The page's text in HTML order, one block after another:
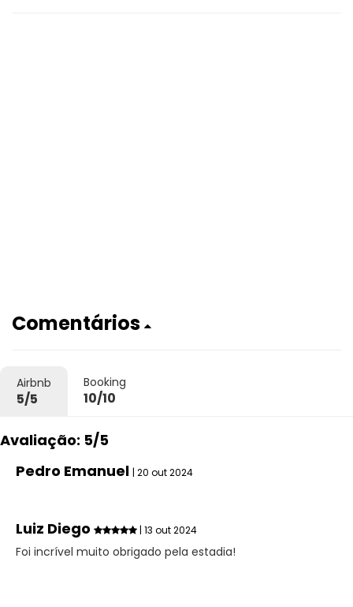
Comentários
Airbnb
5/5
Booking
10/10
Avaliação: 5/5
Pedro Emanuel | 20 out 2024
Luiz Diego | 13 out 2024
Foi incrível muito obrigado pela estadia!